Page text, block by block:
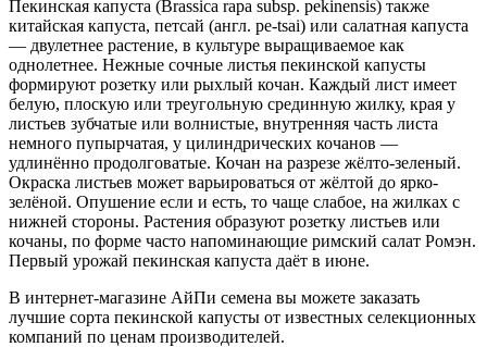
Пекинская капуста (Brassica rapa subsp. pekinensis) также
китайская капуста, петсай (англ. pe-tsai) или салатная капуста
— двулетнее растение, в культуре выращиваемое как
однолетнее. Нежные сочные листья пекинской капусты
формируют розетку или рыхлый кочан. Каждый лист имеет
белую, плоскую или треугольную срединную жилку, края у
листьев зубчатые или волнистые, внутренняя часть листа
немного пупырчатая, у цилиндрических кочанов —
удлинённо продолговатые. Кочан на разрезе жёлто-зеленый.
Окраска листьев может варьироваться от жёлтой до ярко-
зелёной. Опушение если и есть, то чаще слабое, на жилках с
нижней стороны. Растения образуют розетку листьев или
кочаны, по форме часто напоминающие римский салат Ромэн.
Первый урожай пекинская капуста даёт в июне.
В интернет-магазине АйПи семена вы можете заказать
лучшие сорта пекинской капусты от известных селекционных
компаний по ценам производителей.